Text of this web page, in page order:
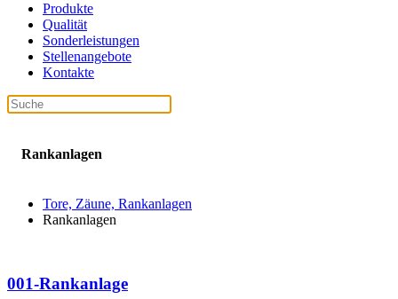
Produkte
Qualität
Sonderleistungen
Stellenangebote
Kontakte
Rankanlagen
Tore, Zäune, Rankanlagen
Rankanlagen
001-Rankanlage